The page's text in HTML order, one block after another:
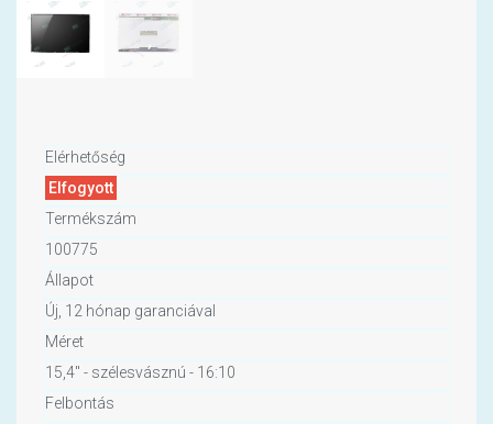
Elérhetőség
Elfogyott
Termékszám
100775
Állapot
Új, 12 hónap garanciával
Méret
15,4" - szélesvásznú - 16:10
Felbontás